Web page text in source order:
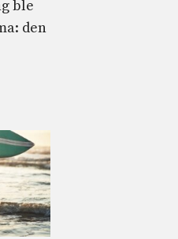
ble
den